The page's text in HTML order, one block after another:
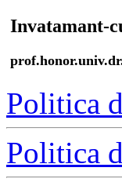
Invatamant-
Politica
Politica